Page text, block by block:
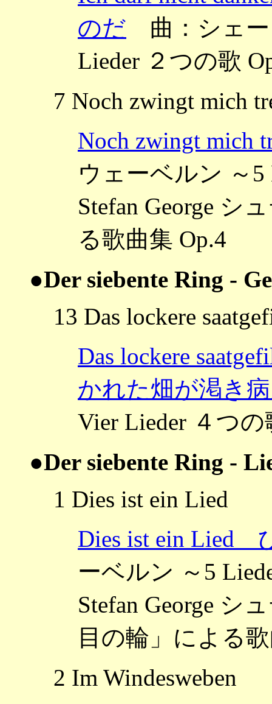
のだ 曲：シェー
Lieder ２つの歌
7 Noch zwingt mich
Noch zwingt
ウェーベルン ～5
Stefan George シ
る歌曲集 Op.4
●Der siebente Ring -
13 Das lockere
Das lockere
かれた畑が渇き
Vier Lieder ４つの
●Der siebente Ring -
1 Dies ist ein Lied
Dies ist ein Lied
ーベルン ～5
Stefan George シ
目の輪」による
2 Im Windesweben